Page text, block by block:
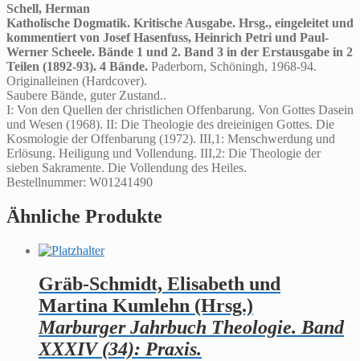
Schell, Herman
Katholische Dogmatik. Kritische Ausgabe. Hrsg., eingeleitet und
kommentiert von Josef Hasenfuss, Heinrich Petri und Paul-
Werner Scheele. Bände 1 und 2. Band 3 in der Erstausgabe in 2
Teilen (1892-93). 4 Bände. Paderborn, Schöningh, 1968-94.
Originalleinen (Hardcover).
Saubere Bände, guter Zustand..
I: Von den Quellen der christlichen Offenbarung. Von Gottes Dasein
und Wesen (1968). II: Die Theologie des dreieinigen Gottes. Die
Kosmologie der Offenbarung (1972). III,1: Menschwerdung und
Erlösung. Heiligung und Vollendung. III,2: Die Theologie der
sieben Sakramente. Die Vollendung des Heiles.
Bestellnummer: W01241490
Ähnliche Produkte
Gräb-Schmidt, Elisabeth und
Martina Kumlehn (Hrsg.)
Marburger Jahrbuch Theologie. Band
XXXIV (34): Praxis.